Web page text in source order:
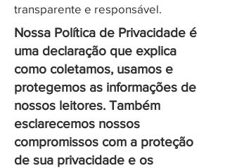
transparente e responsável.
Nossa Política de Privacidade é
uma declaração que explica
como coletamos, usamos e
protegemos as informações de
nossos leitores. Também
esclarecemos nossos
compromissos com a proteção
de sua privacidade e os